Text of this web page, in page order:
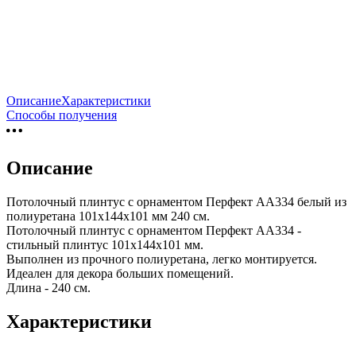
ОписаниеХарактеристики
Способы получения
Описание
Потолочный плинтус с орнаментом Перфект AA334 белый из
полиуретана 101х144х101 мм 240 см.
Потолочный плинтус с орнаментом Перфект AA334 -
стильный плинтус 101х144х101 мм.
Выполнен из прочного полиуретана, легко монтируется.
Идеален для декора больших помещений.
Длина - 240 см.
Характеристики